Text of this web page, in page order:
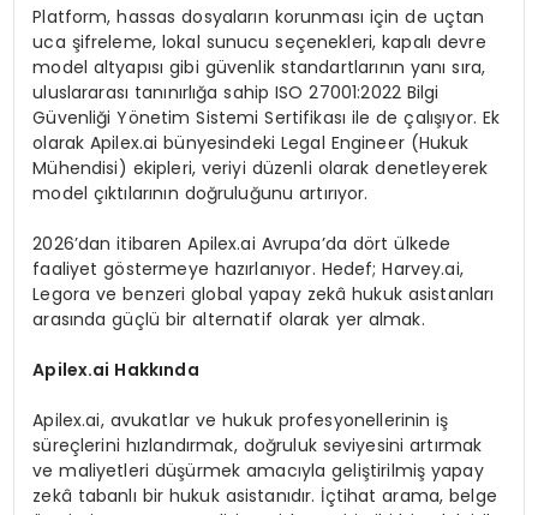
Platform, hassas dosyaların korunması için de uçtan
uca şifreleme, lokal sunucu seçenekleri, kapalı devre
model altyapısı gibi güvenlik standartlarının yanı sıra,
uluslararası tanınırlığa sahip ISO 27001:2022 Bilgi
Güvenliği Yönetim Sistemi Sertifikası ile de çalışıyor. Ek
olarak Apilex.ai bünyesindeki Legal Engineer (Hukuk
Mühendisi) ekipleri, veriyi düzenli olarak denetleyerek
model çıktılarının doğruluğunu artırıyor.
2026’dan itibaren Apilex.ai Avrupa’da dört ülkede
faaliyet göstermeye hazırlanıyor. Hedef; Harvey.ai,
Legora ve benzeri global yapay zekâ hukuk asistanları
arasında güçlü bir alternatif olarak yer almak.
Apilex.ai Hakkında
Apilex.ai, avukatlar ve hukuk profesyonellerinin iş
süreçlerini hızlandırmak, doğruluk seviyesini artırmak
ve maliyetleri düşürmek amacıyla geliştirilmiş yapay
zekâ tabanlı bir hukuk asistanıdır. İçtihat arama, belge